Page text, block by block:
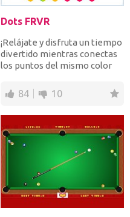
Dots FRVR
¡Relájate y disfruta un tiempo
divertido mientras conectas
los puntos del mismo color
84 10